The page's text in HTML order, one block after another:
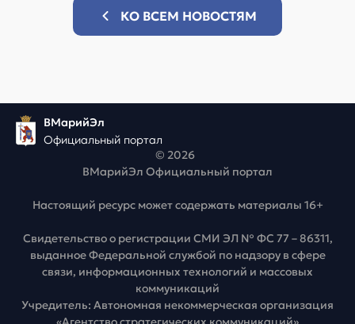
КО ВСЕМ НОВОСТЯМ
ВМарийЭл
Официальный портал
© 2026
ВМарийЭл Официальный портал
Настоящий ресурс может содержать материалы 16+
Свидетельство о регистрации СМИ ЭЛ № ФС 77 – 86311,
выданное Федеральной службой по надзору в сфере
связи, информационных технологий и массовых
коммуникаций
Учредитель: Автономная некоммерческая организация